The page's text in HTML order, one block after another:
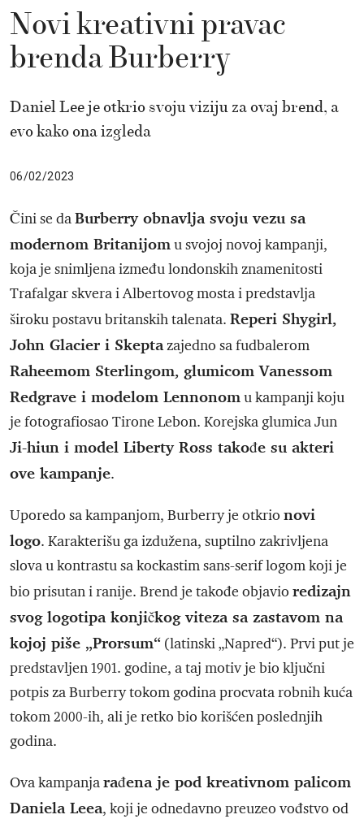
Novi kreativni pravac
brenda Burberry
Daniel Lee je otkrio svoju viziju za ovaj brend, a
evo kako ona izgleda
06/02/2023
Čini se daBurberry obnavlja svoju vezu sa
modernom Britanijomu svojoj novoj kampanji,
koja je snimljena između londonskih znamenitosti
Trafalgar skvera i Albertovog mosta i predstavlja
široku postavu britanskih talenata. Reperi Shygirl,
John Glacier i Skeptazajedno sa fudbalerom
Raheemom Sterlingom, glumicom Vanessom
Redgrave i modelom Lennonomu kampanji koju
je fotografiosao Tirone Lebon. Korejska glumica Jun
Ji-hiun i model Liberty Ross takođe su akteri
ove kampanje.⁠
Uporedo sa kampanjom, Burberry je otkrio novi
logo. Karakterišu ga izdužena, suptilno zakrivljena
slova u kontrastu sa kockastim sans-serif logom koji je
bio prisutan i ranije. Brend je takođe objavio redizajn
svog logotipa konjičkog viteza sa zastavom na
kojoj piše „Prorsum“ (latinski „Napred“). Prvi put je
predstavljen 1901. godine, a taj motiv je bio ključni
potpis za Burberry tokom godina procvata robnih kuća
tokom 2000-ih, ali je retko bio korišćen poslednjih
godina.
Ova kampanjarađena je pod kreativnom palicom
Daniela Leea, koji je odnedavno preuzeo vođstvo od